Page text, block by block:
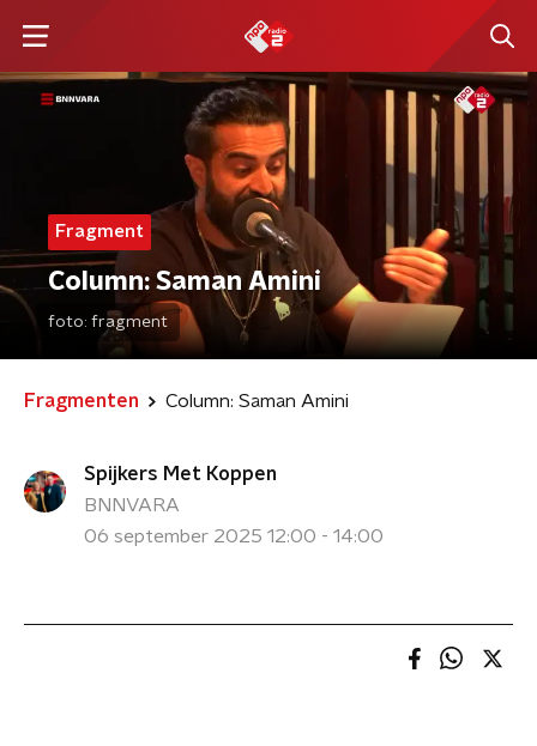
Fragment
Column: Saman Amini
foto: fragment
Fragmenten Column: Saman Amini
Spijkers Met Koppen
BNNVARA
06 september 2025 12:00 - 14:00